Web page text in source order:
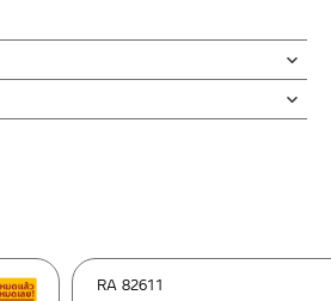
Clearance sale
RA 82611